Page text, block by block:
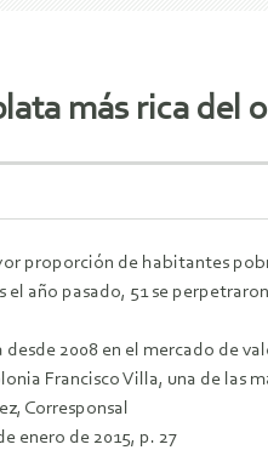
más rica del
proporción de habitantes
el año pasado, 51 se
2008 en el mercado de
Francisco Villa, una de las
Corresponsal
enero de 2015, p. 27